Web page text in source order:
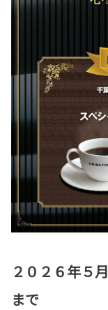
２０２６年５
まで